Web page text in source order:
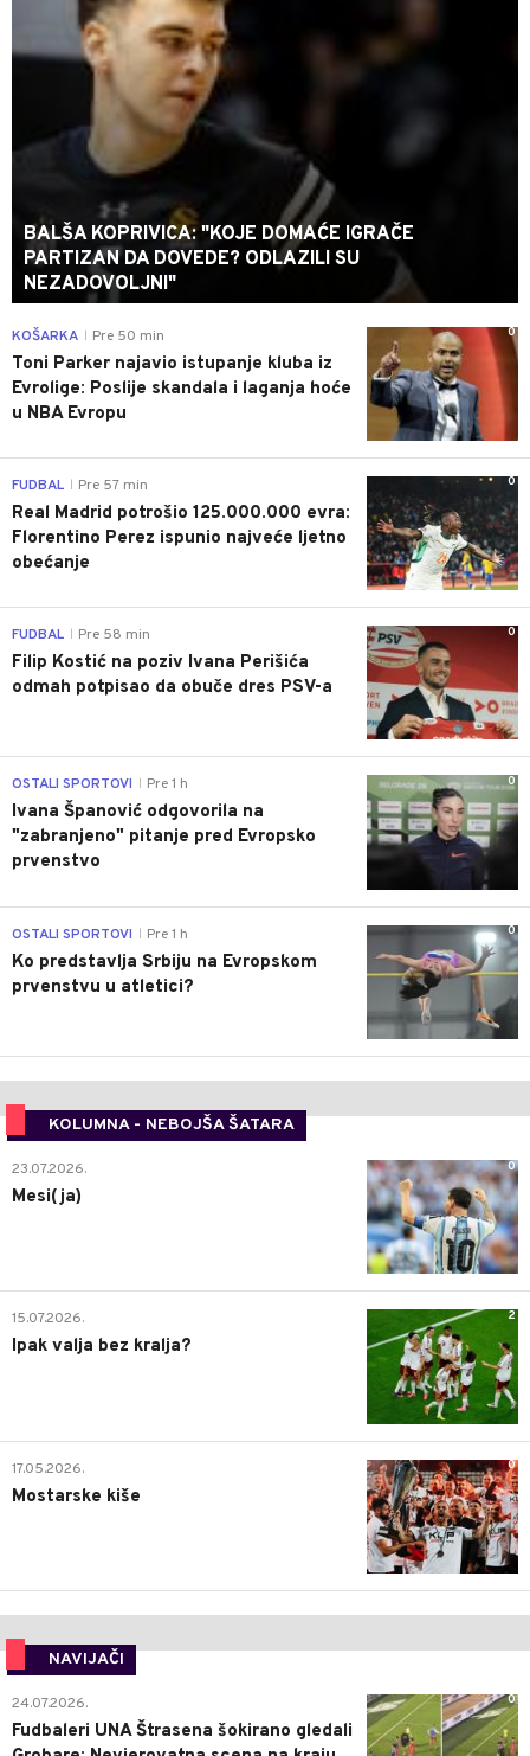
BALŠA KOPRIVICA: "KOJE DOMAĆE IGRAČE
PARTIZAN DA DOVEDE? ODLAZILI SU
NEZADOVOLJNI"
0
KOŠARKA Pre 50 min
Toni Parker najavio istupanje kluba iz
Evrolige: Poslije skandala i laganja hoće
u NBA Evropu
0
FUDBAL Pre 57 min
Real Madrid potrošio 125.000.000 evra:
Florentino Perez ispunio najveće ljetno
obećanje
0
FUDBAL Pre 58 min
Filip Kostić na poziv Ivana Perišića
odmah potpisao da obuče dres PSV-a
0
OSTALI SPORTOVI Pre 1 h
Ivana Španović odgovorila na
"zabranjeno" pitanje pred Evropsko
prvenstvo
0
OSTALI SPORTOVI Pre 1 h
Ko predstavlja Srbiju na Evropskom
prvenstvu u atletici?
KOLUMNA - NEBOJŠA ŠATARA
0
23.07.2026.
Mesi(ja)
2
15.07.2026.
Ipak valja bez kralja?
0
17.05.2026.
Mostarske kiše
NAVIJAČI
0
24.07.2026.
Fudbaleri UNA Štrasena šokirano gledali